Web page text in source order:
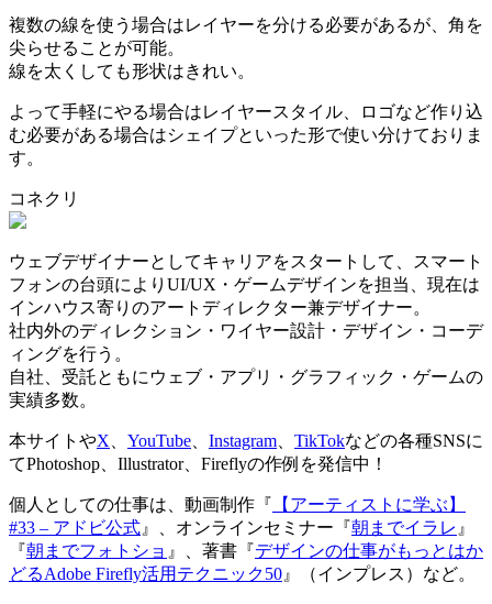
複数の線を使う場合はレイヤーを分ける必要があるが、角を
尖らせることが可能。
線を太くしても形状はきれい。
よって手軽にやる場合はレイヤースタイル、ロゴなど作り込
む必要がある場合はシェイプといった形で使い分けておりま
す。
コネクリ
ウェブデザイナーとしてキャリアをスタートして、スマート
フォンの台頭によりUI/UX・ゲームデザインを担当、現在は
インハウス寄りのアートディレクター兼デザイナー。
社内外のディレクション・ワイヤー設計・デザイン・コーデ
ィングを行う。
自社、受託ともにウェブ・アプリ・グラフィック・ゲームの
実績多数。
本サイトやX YouTube Instagram TikTokなどの各種SNSに
てPhotoshop、Illustrator、Fireflyの作例を発信中！
個人としての仕事は、動画制作『 【アーティストに学ぶ】
#33 – アドビ公式 』、オンラインセミナー『朝までイラレ 』
『朝までフォトショ 』、著書『デザインの仕事がもっとはか
どるAdobe Firefly活用テクニック50 』（インプレス）など。